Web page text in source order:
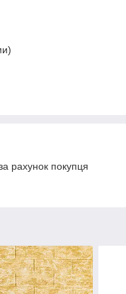
рахунок покупця